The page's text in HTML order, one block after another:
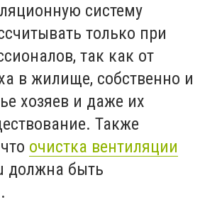
систему
только при
так как от
в жилище, собственно и
хозяев и даже их
Также
очистка вентиляции
должна быть